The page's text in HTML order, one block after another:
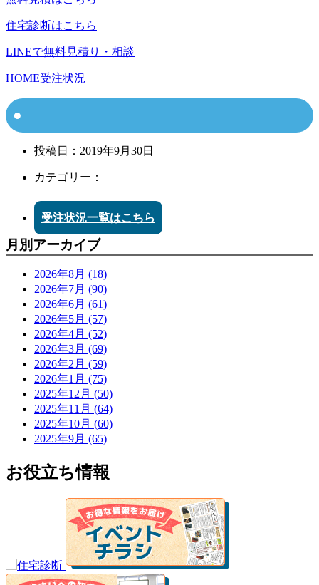
住宅診断はこちら
LINEで無料見積り・相談
HOME受注状況
投稿日： 2019年9月30日
カテゴリー：
受注状況一覧はこちら
月別アーカイブ
2026年8月 (18)
2026年7月 (90)
2026年6月 (61)
2026年5月 (57)
2026年4月 (52)
2026年3月 (69)
2026年2月 (59)
2026年1月 (75)
2025年12月 (50)
2025年11月 (64)
2025年10月 (60)
2025年9月 (65)
お役立ち情報